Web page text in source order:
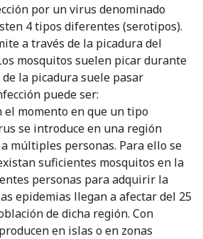
por un virus denominado
4 tipos diferentes (serotipos).
a través de la picadura del
mosquitos suelen picar durante
la picadura suele pasar
puede ser:
el momento en que un tipo
se introduce en una región
múltiples personas. Para ello se
suficientes mosquitos en la
personas para adquirir la
epidemias llegan a afectar del 25
de dicha región. Con
en islas o en zonas